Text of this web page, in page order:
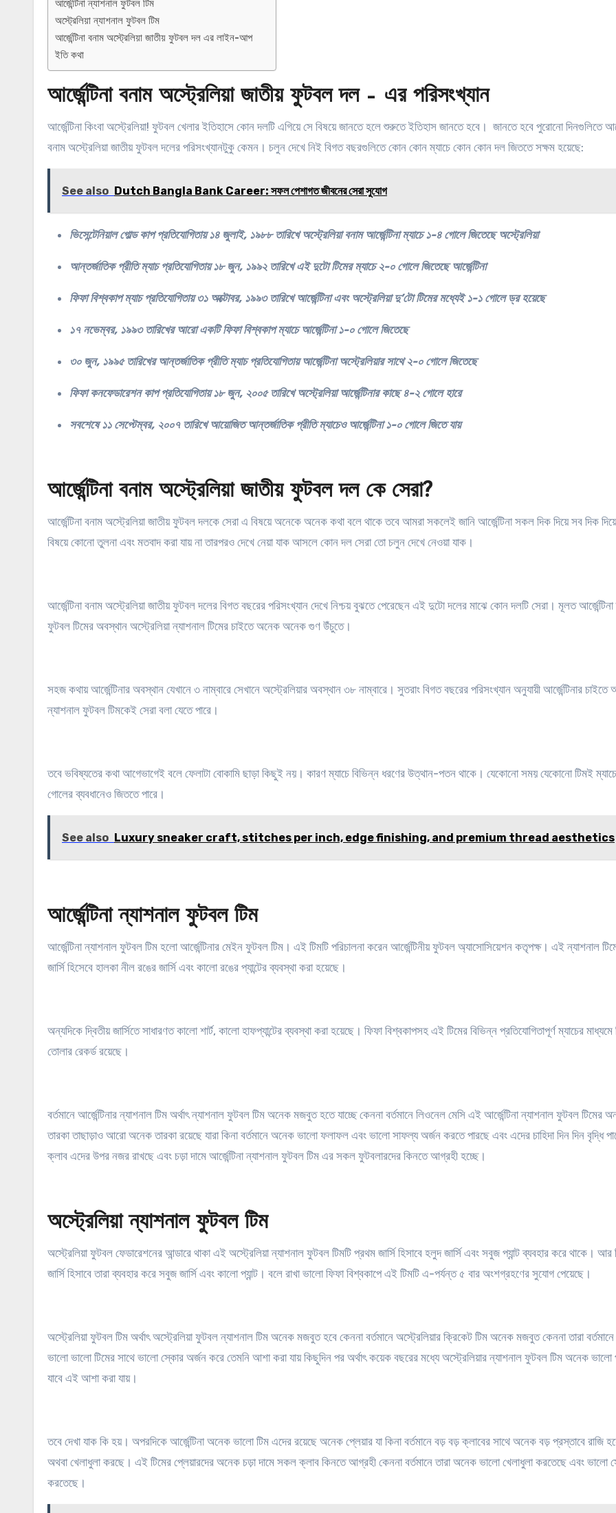
আর্জেন্টিনা ন্যাশনাল ফুটবল টিম
অস্ট্রেলিয়া ন্যাশনাল ফুটবল টিম
আর্জেন্টিনা বনাম অস্ট্রেলিয়া জাতীয় ফুটবল দল এর লাইন-আপ
ইতি কথা
আর্জেন্টিনা বনাম অস্ট্রেলিয়া জাতীয় ফুটবল দল – এর পরিসংখ্যান
আর্জেন্টিনা কিংবা অস্ট্রেলিয়া! ফুটবল খেলার ইতিহাসে কোন দলটি এগিয়ে সে বিষয়ে জানতে হলে শুরুতে ইতিহাস জানতে হবে। জানতে হবে পুরোনো দিনগুলিতে
বনাম অস্ট্রেলিয়া জাতীয় ফুটবল দলের পরিসংখ্যানটুকু কেমন। চলুন দেখে নিই বিগত বছরগুলিতে কোন কোন ম্যাচে কোন কোন দল জিততে সক্ষম হয়েছে:
See also Dutch Bangla Bank Career: সফল পেশাগত জীবনের সেরা সুযোগ
ভিসেন্টেনিয়াল গোল্ড কাপ প্রতিযোগিতায় ১৪ জুলাই, ১৯৮৮ তারিখে অস্ট্রেলিয়া বনাম আর্জেন্টিনা ম্যাচে ১-৪ গোলে জিতেছে অস্ট্রেলিয়া
আন্তর্জাতিক প্রীতি ম্যাচ প্রতিযোগিতায় ১৮ জুন, ১৯৯২ তারিখে এই দুটো টিমের ম্যাচে ২-০ গোলে জিতেছে আর্জেন্টিনা
ফিফা বিশ্বকাপ ম্যাচ প্রতিযোগিতায় ৩১ অক্টোবর, ১৯৯৩ তারিখে আর্জেন্টিনা এবং অস্ট্রেলিয়া দু’টো টিমের মধ্যেই ১-১ গোলে ড্র হয়েছে
১৭ নভেম্বর, ১৯৯৩ তারিখের আরো একটি ফিফা বিশ্বকাপ ম্যাচে আর্জেন্টিনা ১-০ গোলে জিতেছে
৩০ জুন, ১৯৯৫ তারিখের আন্তর্জাতিক প্রীতি ম্যাচ প্রতিযোগিতায় আর্জেন্টিনা অস্ট্রেলিয়ার সাথে ২-০ গোলে জিতেছে
ফিফা কনফেডারেশন কাপ প্রতিযোগিতায় ১৮ জুন, ২০০৫ তারিখে অস্ট্রেলিয়া আর্জেন্টিনার কাছে ৪-২ গোলে হারে
সবশেষে ১১ সেপ্টেম্বর, ২০০৭ তারিখে আয়োজিত আন্তর্জাতিক প্রীতি ম্যাচেও আর্জেন্টিনা ১-০ গোলে জিতে যায়
আর্জেন্টিনা বনাম অস্ট্রেলিয়া জাতীয় ফুটবল দল কে সেরা?
আর্জেন্টিনা বনাম অস্ট্রেলিয়া জাতীয় ফুটবল দলকে সেরা এ বিষয়ে অনেকে অনেক কথা বলে থাকে তবে আমরা সকলেই জানি আর্জেন্টিনা সকল দিক দিয়ে সব দিক
বিষয়ে কোনো তুলনা এবং মতবাদ করা যায় না তারপরও দেখে নেয়া যাক আসলে কোন দল সেরা তো চলুন দেখে নেওয়া যাক।
আর্জেন্টিনা বনাম অস্ট্রেলিয়া জাতীয় ফুটবল দলের বিগত বছরের পরিসংখ্যান দেখে নিশ্চয় বুঝতে পেরেছেন এই দুটো দলের মাঝে কোন দলটি সেরা। মূলত
ফুটবল টিমের অবস্থান অস্ট্রেলিয়া ন্যাশনাল টিমের চাইতে অনেক অনেক গুণ উঁচুতে।
সহজ কথায় আর্জেন্টিনার অবস্থান যেখানে ৩ নাম্বারে সেখানে অস্ট্রেলিয়ার অবস্থান ৩৮ নাম্বারে। সুতরাং বিগত বছরের পরিসংখ্যান অনুযায়ী আর্জেন্টিনার চাইতে
ন্যাশনাল ফুটবল টিমকেই সেরা বলা যেতে পারে।
তবে ভবিষ্যতের কথা আগেভাগেই বলে ফেলাটা বোকামি ছাড়া কিছুই নয়। কারণ ম্যাচে বিভিন্ন ধরণের উত্থান-পতন থাকে। যেকোনো সময় যেকোনো টিমই
গোলের ব্যবধানেও জিততে পারে।
See also Luxury sneaker craft, stitches per inch, edge finishing, and premium thread aesthetics
আর্জেন্টিনা ন্যাশনাল ফুটবল টিম
আর্জেন্টিনা ন্যাশনাল ফুটবল টিম হলো আর্জেন্টিনার মেইন ফুটবল টিম। এই টিমটি পরিচালনা করেন আর্জেন্টিনীয় ফুটবল অ্যাসোসিয়েশন কতৃপক্ষ। এই ন্যাশনাল
জার্সি হিসেবে হালকা নীল রঙের জার্সি এবং কালো রঙের প্যান্টের ব্যবস্থা করা হয়েছে।
অন্যদিকে দ্বিতীয় জার্সিতে সাধারণত কালো শার্ট, কালো হাফপ্যান্টের ব্যবস্থা করা হয়েছে। ফিফা বিশ্বকাপসহ এই টিমের বিভিন্ন প্রতিযোগিতাপূর্ণ ম্যাচের মাধ্যমে
তোলার রেকর্ড রয়েছে।
বর্তমানে আর্জেন্টিনার ন্যাশনাল টিম অর্থাৎ ন্যাশনাল ফুটবল টিম অনেক মজবুত হতে যাচ্ছে কেননা বর্তমানে লিওনেল মেসি এই আর্জেন্টিনা ন্যাশনাল ফুটবল টিমের
তারকা তাছাড়াও আরো অনেক তারকা রয়েছে যারা কিনা বর্তমানে অনেক ভালো ফলাফল এবং ভালো সাফল্য অর্জন করতে পারছে এবং এদের চাহিদা দিন দিন বৃদ্ধি
ক্লাব এদের উপর নজর রাখছে এবং চড়া দামে আর্জেন্টিনা ন্যাশনাল ফুটবল টিম এর সকল ফুটবলারদের কিনতে আগ্রহী হচ্ছে।
অস্ট্রেলিয়া ন্যাশনাল ফুটবল টিম
অস্ট্রেলিয়া ফুটবল ফেডারেশনের আন্ডারে থাকা এই অস্ট্রেলিয়া ন্যাশনাল ফুটবল টিমটি প্রথম জার্সি হিসাবে হলুদ জার্সি এবং সবুজ প্যান্ট ব্যবহার করে থাকে। আর
জার্সি হিসাবে তারা ব্যবহার করে সবুজ জার্সি এবং কালো প্যান্ট। বলে রাখা ভালো ফিফা বিশ্বকাপে এই টিমটি এ-পর্যন্ত ৫ বার অংশগ্রহণের সুযোগ পেয়েছে।
অস্ট্রেলিয়া ফুটবল টিম অর্থাৎ অস্ট্রেলিয়া ফুটবল ন্যাশনাল টিম অনেক মজবুত হবে কেননা বর্তমানে অস্ট্রেলিয়ার ক্রিকেট টিম অনেক মজবুত কেননা তারা
ভালো ভালো টিমের সাথে ভালো স্কোর অর্জন করে তেমনি আশা করা যায় কিছুদিন পর অর্থাৎ কয়েক বছরের মধ্যে অস্ট্রেলিয়ার ন্যাশনাল ফুটবল টিম অনেক ভালো
যাবে এই আশা করা যায়।
তবে দেখা যাক কি হয়। অপরদিকে আর্জেন্টিনা অনেক ভালো টিম এদের রয়েছে অনেক প্লেয়ার যা কিনা বর্তমানে বড় বড় ক্লাবের সাথে অনেক বড় প্রস্তাবে রাজি
অথবা খেলাধুলা করছে। এই টিমের প্লেয়ারদের অনেক চড়া দামে সকল ক্লাব কিনতে আগ্রহী কেননা বর্তমানে তারা অনেক ভালো খেলাধুলা করতেছে এবং ভালো
করতেছে।